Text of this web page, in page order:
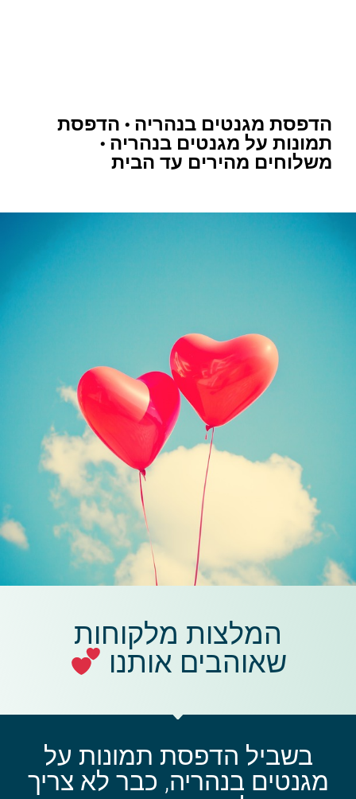
הדפסת מגנטים בנהריה • הדפסת
תמונות על מגנטים בנהריה •
משלוחים מהירים עד הבית
המלצות מלקוחות
שאוהבים אותנו
בשביל הדפסת תמונות על
מגנטים בנהריה, כבר לא צריך